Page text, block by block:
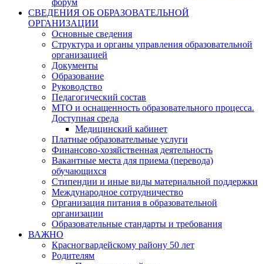
форум
СВЕДЕНИЯ ОБ ОБРАЗОВАТЕЛЬНОЙ
ОРГАНИЗАЦИИ
Основные сведения
Структура и органы управления образовательной
организацией
Документы
Образование
Руководство
Педагогический состав
МТО и оснащенность образовательного процесса.
Доступная среда
Медицинский кабинет
Платные образовательные услуги
Финансово-хозяйственная деятельность
Вакантные места для приема (перевода)
обучающихся
Стипендии и иные виды материальной поддержки
Международное сотрудничество
Организация питания в образовательной
организации
Образовательные стандарты и требования
ВАЖНО
Красногвардейскому району 50 лет
Родителям